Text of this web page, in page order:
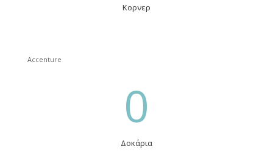
Κορνερ
Accenture
0
Δοκάρια